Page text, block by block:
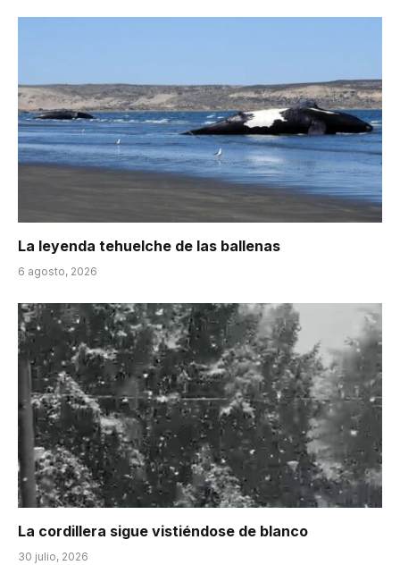
La leyenda tehuelche de las ballenas
6 agosto, 2026
La cordillera sigue vistiéndose de blanco
30 julio, 2026